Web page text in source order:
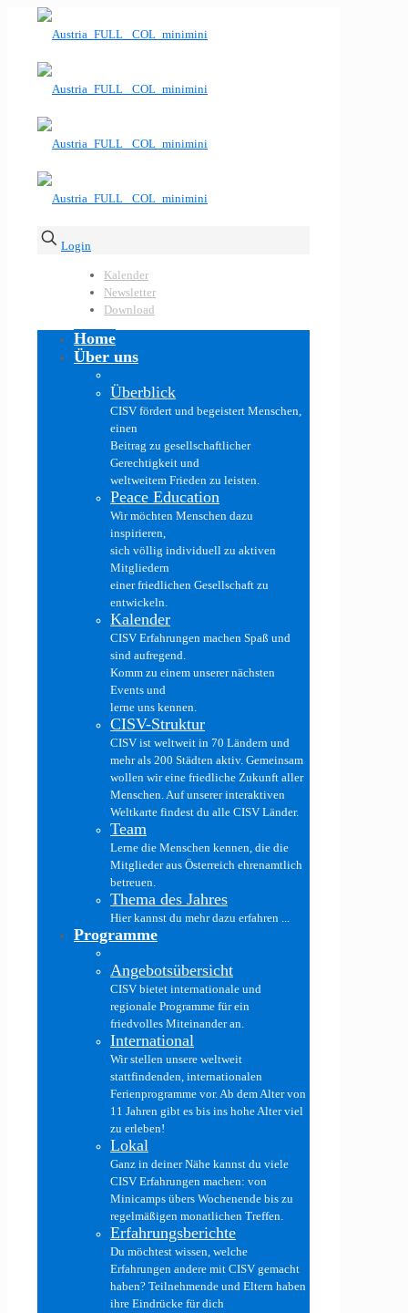
Login
Kalender
Newsletter
Download
Home
Über uns
Überblick
CISV fördert und begeistert Menschen,
einen
Beitrag zu gesellschaftlicher
Gerechtigkeit und
weltweitem Frieden zu leisten.
Peace Education
Wir möchten Menschen dazu
inspirieren,
sich völlig individuell zu aktiven
Mitgliedern
einer friedlichen Gesellschaft zu
entwickeln.
Kalender
CISV Erfahrungen machen Spaß und
sind aufregend.
Komm zu einem unserer nächsten
Events und
lerne uns kennen.
CISV-Struktur
CISV ist weltweit in 70 Ländern und
mehr als 200 Städten aktiv. Gemeinsam
wollen wir eine friedliche Zukunft aller
Menschen. Auf unserer interaktiven
Weltkarte findest du alle CISV Länder.
Team
Lerne die Menschen kennen, die die
Mitglieder aus Österreich ehrenamtlich
betreuen.
Thema des Jahres
Hier kannst du mehr dazu erfahren ...
Programme
Angebotsübersicht
CISV bietet internationale und
regionale Programme für ein
friedvolles Miteinander an.
International
Wir stellen unsere weltweit
stattfindenden, internationalen
Ferienprogramme vor. Ab dem Alter von
11 Jahren gibt es bis ins hohe Alter viel
zu erleben!
Lokal
Ganz in deiner Nähe kannst du viele
CISV Erfahrungen machen: von
Minicamps übers Wochenende bis zu
regelmäßigen monatlichen Treffen.
Erfahrungsberichte
Du möchtest wissen, welche
Erfahrungen andere mit CISV gemacht
haben? Teilnehmende und Eltern haben
ihre Eindrücke für dich